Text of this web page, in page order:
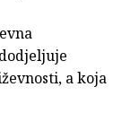
a koja